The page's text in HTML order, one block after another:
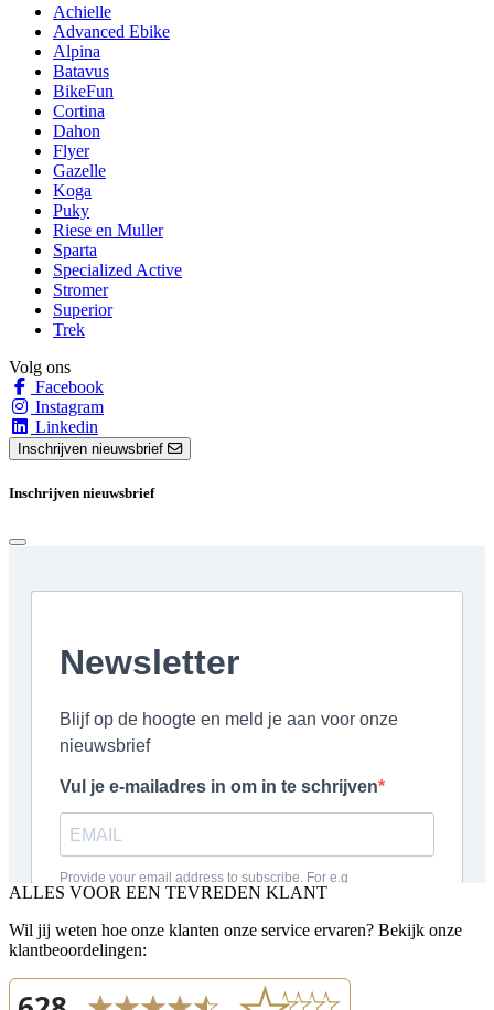
Achielle
Advanced Ebike
Alpina
Batavus
BikeFun
Cortina
Dahon
Flyer
Gazelle
Koga
Puky
Riese en Muller
Sparta
Specialized Active
Stromer
Superior
Trek
Volg ons
Facebook
Instagram
Linkedin
Inschrijven nieuwsbrief
Inschrijven nieuwsbrief
ALLES VOOR EEN TEVREDEN KLANT
Wil jij weten hoe onze klanten onze service ervaren? Bekijk onze
klantbeoordelingen: